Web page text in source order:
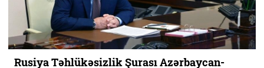
Rusiya Təhlükəsizlik Şurası Azərbaycan-